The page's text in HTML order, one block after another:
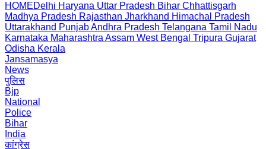
HOMEDelhi Haryana Uttar Pradesh Bihar Chhattisgarh
Madhya Pradesh Rajasthan Jharkhand Himachal Pradesh
Uttarakhand PunjabAndhra Pradesh Telangana Tamil Nadu
Karnataka Maharashtra Assam West Bengal Tripura Gujarat
Odisha Kerala
Jansamasya
News
पुलिस
Bjp
National
Police
Bihar
India
कांग्रेस